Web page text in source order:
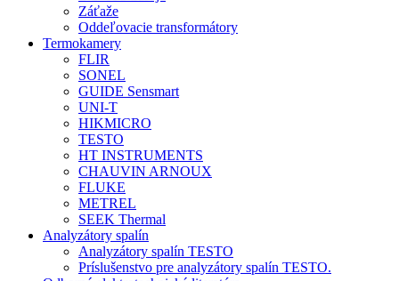
Záťaže
Oddeľovacie transformátory
Termokamery
FLIR
SONEL
GUIDE Sensmart
UNI-T
HIKMICRO
TESTO
HT INSTRUMENTS
CHAUVIN ARNOUX
FLUKE
METREL
SEEK Thermal
Analyzátory spalín
Analyzátory spalín TESTO
Príslušenstvo pre analyzátory spalín TESTO.